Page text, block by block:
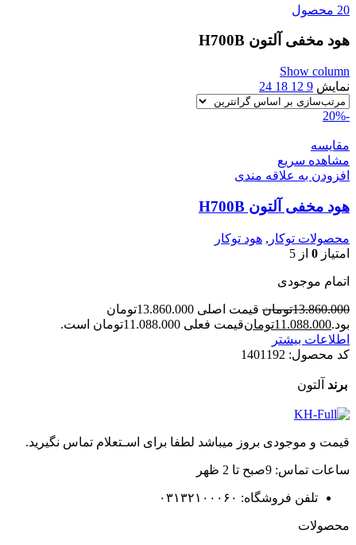
20 محصول
هود مخفی آلتون H700B
Show column
نمایش 9
12
18
24
-20%
مقایسه
مشاهده سریع
افزودن به علاقه مندی
هود مخفی آلتون H700B
محصولات توکار , هود توکار
امتیاز 0 از 5
اتمام موجودی
13.860.000تومان
قیمت اصلی 13.860.000تومان
بود.11.088.000تومانقیمت فعلی 11.088.000تومان است.
اطلاعات بیشتر
کد محصول: 1401192
برند آلتون
قیمت و موجودی بروز میباشد لطفا برای اسـتعلام تماس نگیرید.
ساعات تماس: 9صبح تا 2 ظهر
تلفن فروشگاه: ۰۳۱۳۲۱۰۰۰۶۰
محصولات